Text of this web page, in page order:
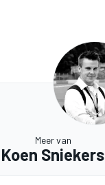
Meer van
Koen Sniekers